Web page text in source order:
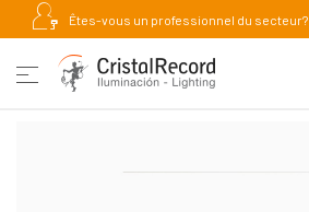
Êtes-vous un professionnel du secteur?